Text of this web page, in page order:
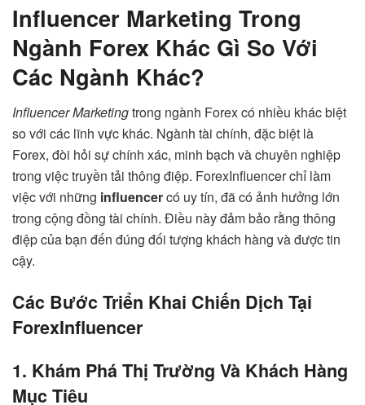
Influencer Marketing Trong
Ngành Forex Khác Gì So Với
Các Ngành Khác?
Influencer Marketingtrong ngành Forex có nhiều khác biệt
so với các lĩnh vực khác. Ngành tài chính, đặc biệt là
Forex, đòi hỏi sự chính xác, minh bạch và chuyên nghiệp
trong việc truyền tải thông điệp. ForexInfluencer chỉ làm
việc với những influencercó uy tín, đã có ảnh hưởng lớn
trong cộng đồng tài chính. Điều này đảm bảo rằng thông
điệp của bạn đến đúng đối tượng khách hàng và được tin
cậy.
Các Bước Triển Khai Chiến Dịch Tại
ForexInfluencer
1. Khám Phá Thị Trường Và Khách Hàng
Mục Tiêu